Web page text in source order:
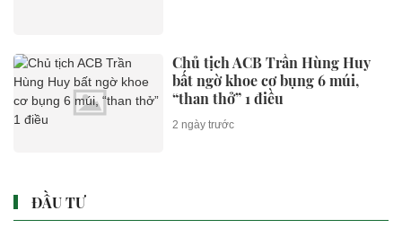
Chủ tịch ACB Trần Hùng Huy
bất ngờ khoe cơ bụng 6 múi,
“than thở” 1 điều
2 ngày trước
ĐẦU TƯ